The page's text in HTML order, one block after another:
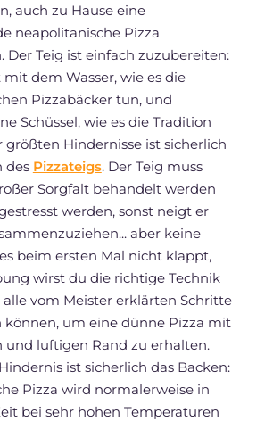
auch zu Hause eine
neapolitanische Pizza
Der Teig ist einfach zuzubereiten:
dem Wasser, wie es die
Pizzabäcker tun, und
Schüssel, wie es die Tradition
größten Hindernisse ist sicherlich
des Pizzateigs. Der Teig muss
Sorgfalt behandelt werden
werden, sonst neigt er
aber keine
beim ersten Mal nicht klappt,
wirst du die richtige Technik
vom Meister erklärten Schritte
können, um eine dünne Pizza mit
und luftigen Rand zu erhalten.
ist sicherlich das Backen:
Pizza wird normalerweise in
bei sehr hohen Temperaturen